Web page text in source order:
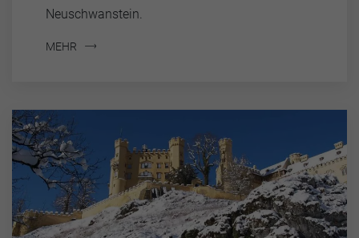
Neuschwanstein.
MEHR